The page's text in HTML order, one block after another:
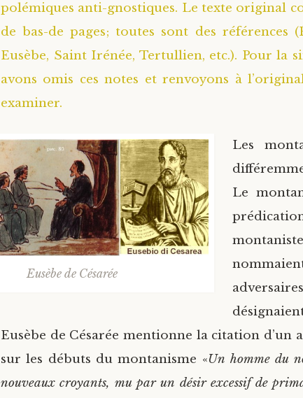
polémiques anti-gnostiques. Le texte original
de bas-de pages; toutes sont des références
Eusèbe, Saint Irénée, Tertullien, etc.). Pour la
avons omis ces notes et renvoyons à
examiner.
Eusèbe de Césarée
Les
Le
Eusèbe de Césarée mentionne la citation d’un
sur les débuts du montanisme «Un homme du
nouveaux croyants, mu par un désir excessif de